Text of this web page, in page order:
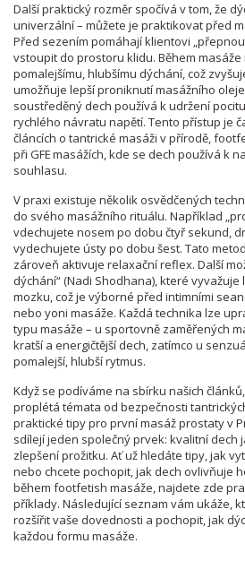
Další praktický rozměr spočívá v tom, že
univerzální – můžete je praktikovat před
Před sezením pomáhají klientovi
vstoupit do prostoru klidu. Během
pomalejšímu, hlubšímu dýchání, což
umožňuje lepší proniknutí masážního
soustředěný dech používá k udržení
rychlého návratu napětí. Tento přístup je
článcích o tantrické masáži v přírodě,
při GFE masážích, kde se dech používá k
souhlasu.
V praxi existuje několik osvědčených
do svého masážního rituálu. Například
vdechujete nosem po dobu čtyř sekund,
vydechujete ústy po dobu šest. Tato
zároveň aktivuje relaxační reflex. Další
dýchání“ (Nadi Shodhana), které
mozku, což je výborné před intimními
nebo yoni masáže. Každá technika lze
typu masáže – u sportovně zaměřených
kratší a energičtější dech, zatímco u
pomalejší, hlubší rytmus.
Když se podíváme na sbírku našich
proplétá témata od bezpečnosti
praktické tipy pro první masáž prostaty v
sdílejí jeden společný prvek: kvalitní dech
zlepšení prožitku. Ať už hledáte tipy, jak
nebo chcete pochopit, jak dech ovlivňuje
během footfetish masáže, najdete zde
příklady. Následující seznam vám ukáže,
rozšířit vaše dovednosti a pochopit, jak
každou formu masáže.